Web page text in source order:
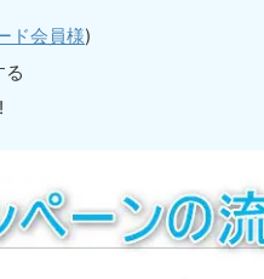
ド会員様)
る